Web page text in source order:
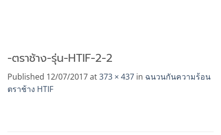
-ตราช้าง-รุ่น-HTIF-2-2
Published 12/07/2017at373 × 437 in ฉนวนกันความร้อน
ตราช้าง HTIF